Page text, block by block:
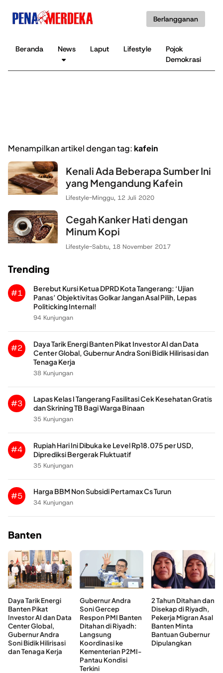
Berlangganan
Beranda News Laput Lifestyle
Pojok
Demokrasi
Menampilkan artikel dengan tag: kafein
Kenali Ada Beberapa Sumber Ini
yang Mengandung Kafein
Lifestyle-Minggu, 12 Juli 2020
Cegah Kanker Hati dengan
Minum Kopi
Lifestyle-Sabtu, 18 November 2017
Trending
#1
Berebut Kursi Ketua DPRD Kota Tangerang: ‘Ujian
Panas’ Objektivitas Golkar Jangan Asal Pilih, Lepas
Politicking Internal!
94 Kunjungan
#2
Daya Tarik Energi Banten Pikat Investor AI dan Data
Center Global, Gubernur Andra Soni Bidik Hilirisasi dan
Tenaga Kerja
38 Kunjungan
#3
Lapas Kelas I Tangerang Fasilitasi Cek Kesehatan Gratis
dan Skrining TB Bagi Warga Binaan
35 Kunjungan
#4
Rupiah Hari Ini Dibuka ke Level Rp18.075 per USD,
Diprediksi Bergerak Fluktuatif
35 Kunjungan
#5
Harga BBM Non Subsidi Pertamax Cs Turun
34 Kunjungan
Banten
Daya Tarik Energi
Banten Pikat
Investor AI dan Data
Center Global,
Gubernur Andra
Soni Bidik Hilirisasi
dan Tenaga Kerja
Gubernur Andra
Soni Gercep
Respon PMI Banten
Ditahan di Riyadh:
Langsung
Koordinasi ke
Kementerian P2MI-
Pantau Kondisi
Terkini
2 Tahun Ditahan dan
Disekap di Riyadh,
Pekerja Migran Asal
Banten Minta
Bantuan Gubernur
Dipulangkan